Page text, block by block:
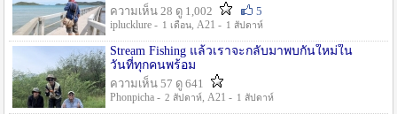
ความเห็น 28 ดู 1,002
5
iplucklure - 1 เดือน, A21 - 1 สัปดาห์
Stream Fishing แล้วเราจะกลับมาพบกันใหม่ใน
วันที่ทุกคนพร้อม
ความเห็น 57 ดู 641
Phonpicha - 2 สัปดาห์, A21 - 1 สัปดาห์